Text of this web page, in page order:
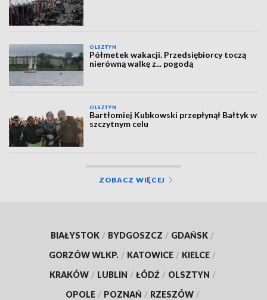
OLSZTYN
Półmetek wakacji. Przedsiębiorcy toczą
nierówną walkę z... pogodą
OLSZTYN
Bartłomiej Kubkowski przepłynął Bałtyk w
szczytnym celu
ZOBACZ WIĘCEJ
BIAŁYSTOK / BYDGOSZCZ / GDAŃSK /
GORZÓW WLKP. / KATOWICE / KIELCE /
KRAKÓW / LUBLIN / ŁÓDŹ / OLSZTYN /
OPOLE / POZNAŃ / RZESZÓW /